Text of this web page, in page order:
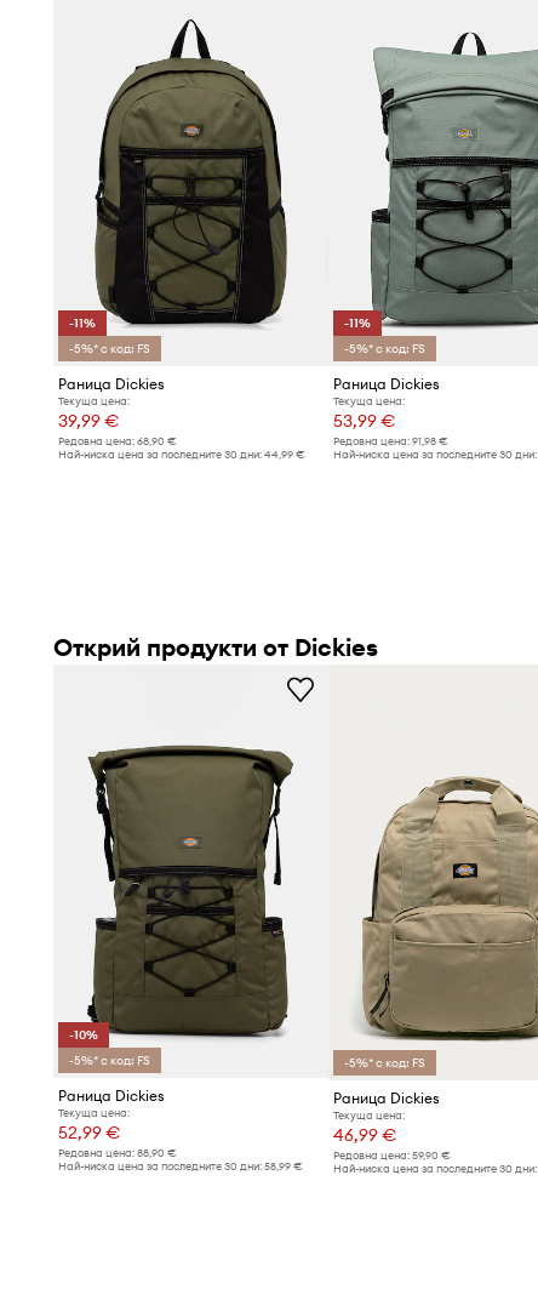
-11%
-5%* с код: FS
Раница Dickies
Текуща цена:
39,99 €
Редовна цена: 68,90 €
Най-ниска цена за последните 30 дни: 44,99 €
-11%
-5%* с код: FS
Раница Dickies
Текуща цена:
53,99 €
Редовна цена:91,98 €
Най-ниска цена за последните 30 дни:
Открий продукти от Dickies
-10%
-5%* с код: FS
Раница Dickies
Текуща цена:
52,99 €
Редовна цена: 88,90 €
Най-ниска цена за последните 30 дни: 58,99 €
-5%* с код: FS
Раница Dickies
Текуща цена:
46,99 €
Редовна цена:59,90 €
Най-ниска цена за последните 30 дни: